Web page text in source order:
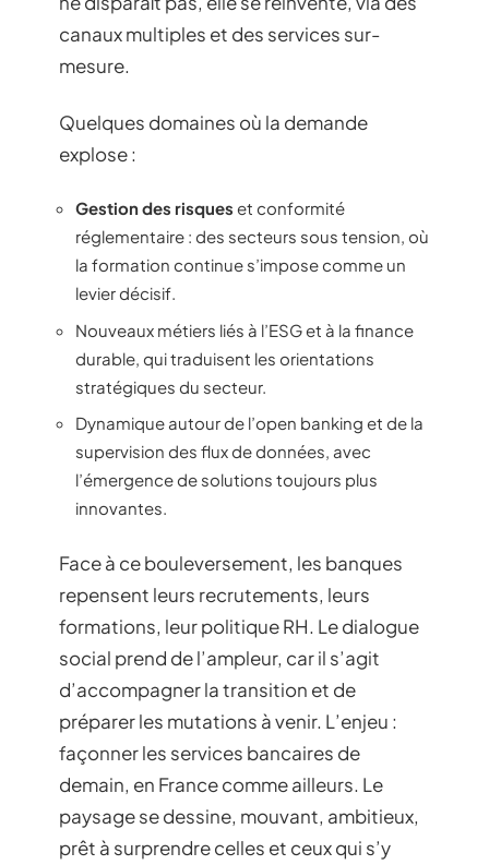
canaux multiples et des services sur-
mesure.
Quelques domaines où la demande
explose :
Gestion des risques et conformité
réglementaire : des secteurs sous tension, où
la formation continue s’impose comme un
levier décisif.
Nouveaux métiers liés à l’ESG et à la finance
durable, qui traduisent les orientations
stratégiques du secteur.
Dynamique autour de l’open banking et de la
supervision des flux de données, avec
l’émergence de solutions toujours plus
innovantes.
Face à ce bouleversement, les banques
repensent leurs recrutements, leurs
formations, leur politique RH. Le dialogue
social prend de l’ampleur, car il s’agit
d’accompagner la transition et de
préparer les mutations à venir. L’enjeu :
façonner les services bancaires de
demain, en France comme ailleurs. Le
paysage se dessine, mouvant, ambitieux,
prêt à surprendre celles et ceux qui s’y